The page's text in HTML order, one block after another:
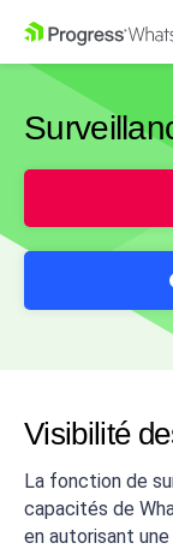
Visibilité
La fonction de
capacités de
en autorisant